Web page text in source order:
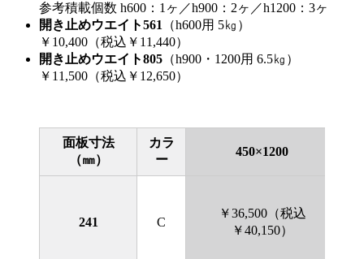
参考積載個数 h600：1ヶ／h900：2ヶ／h1200：3ヶ
開き止めウエイト561
（h600用 5㎏）
￥10,400（税込￥11,440）
開き止めウエイト805 （h900・1200用 6.5㎏）
￥11,500（税込￥12,650）
面板寸法
（㎜）
カラ
ー
450×1200
241 C
￥36,500（税込
￥40,150）